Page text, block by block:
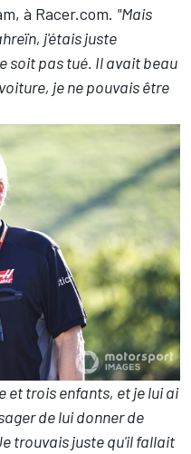
à Racer.com. "Mais
j'étais juste
soit pas tué. Il avait beau
je ne pouvais être
et trois enfants, et je lui ai
de lui donner de
trouvais juste qu'il fallait